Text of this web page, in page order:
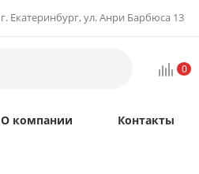
г. Екатеринбург, ул. Анри Барбюса 13
0
О компании Контакты